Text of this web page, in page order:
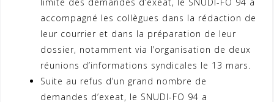
accompagné les collègues dans la rédaction de
leur courrier et dans la préparation de leur
dossier, notamment via l’organisation de deux
réunions d’informations syndicales le 13 mars.
Suite au refus d’un grand nombre de
demandes d’exeat, le SNUDI-FO 94 a